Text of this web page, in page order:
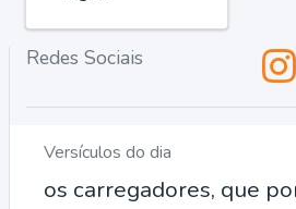
Redes Sociais
Versículos do dia
os carregadores, que